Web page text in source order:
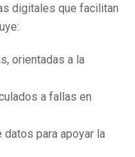
digitales que facilitan
orientadas a la
a fallas en
para apoyar la